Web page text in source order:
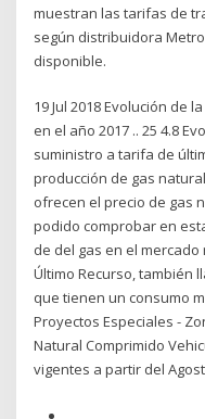
muestran las tarifas de
según distribuidora
disponible.
19 Jul 2018 Evolución de
en el año 2017 .. 25 4.8
suministro a tarifa de
producción de gas
ofrecen el precio de gas
podido comprobar en
de del gas en el
Último Recurso, también
que tienen un consumo
Proyectos Especiales -
Natural Comprimido
vigentes a partir del